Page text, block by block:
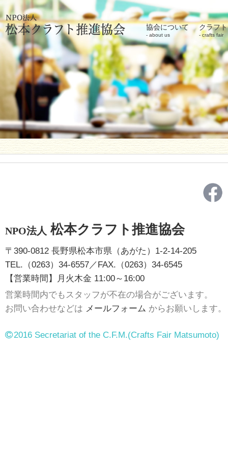
協会について
about us
クラフ
crafts fair
NPO法人 松本クラフト推進協会
〒390-0812 長野県松本市県（あがた）1-2-14-205
TEL.（0263）34-6557／FAX.（0263）34-6545
【営業時間】月火木金 11:00～16:00
営業時間内でもスタッフが不在の場合がございます。
お問い合わせなどは メールフォーム からお願いします。
2016 Secretariat of the C.F.M.(Crafts Fair Matsumoto)